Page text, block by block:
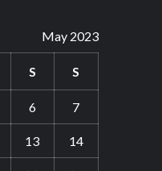
May 2023
S S
6 7
13 14